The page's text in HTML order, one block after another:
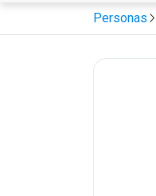
Personas